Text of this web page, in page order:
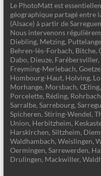
Le PhotoMatt est
géographique partagé entre
(Alsace) à partir de
Nous intervenons
Diebling, Metzing,
Behren-lès-Forbach, Bitche,
Dabo, Dieuze,
Freyming-Merlebach,
Hombourg-Haut, Holving,
Morhange, Morsbach,
Porcelette, Réding,
Sarralbe, Sarrebourg,
Spicheren, Stiring-Wendel,
Union, Herbitzheim,
Harskirchen, Siltzheim,
Waldhambach, Weislingen,
Oermingen, Sarrewerden,
Drulingen, Mackwiller,